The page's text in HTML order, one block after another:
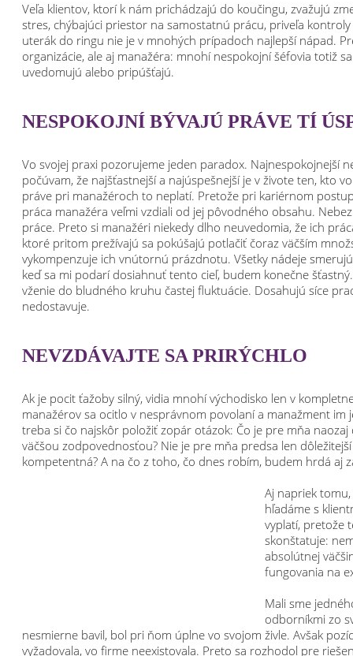
Veľa klientov, ktorí k nám prichádzajú do koučingu, zvažujú
stres, chýbajúci priestor na samostatnú prácu, priveľa
uterák do ringu nie je v mnohých prípadoch najlepší nápad.
organizácie, ale aj manažéra: mnohí nespokojní šéfovia totiž
uvedomujú alebo pripúšťajú.
NESPOKOJNÍ BÝVAJÚ PRÁVE TÍ
Vo svojej praxi pozorujeme jeden paradox. Najnespokojnejší
počúvam, že najšťastnejší a najúspešnejší je v živote ten, kto
práve pri manažéroch to neplatí. Pretože pri kariérnom
práca manažéra veľmi vzdiali od jej pôvodného obsahu.
práce. Preto si manažéri niekedy dlho neuvedomia, že ich
ktoré pritom prežívajú sa pokúšajú potlačiť čoraz väčším
vykompenzuje ich vnútornú prázdnotu. Všetky nádeje
keď sa mi podarí dosiahnuť tento cieľ, budem konečne
vženie do bludného kruhu častej fluktuácie. Dosahujú síce
nedostavuje.
NEVZDÁVAJTE SA PRIRÝCHLO
Ak je pocit ťažoby silný, vidia mnohí východisko len v
manažérov sa ocitlo v nesprávnom povolaní a manažment im
treba si čo najskôr položiť zopár otázok: Čo je pre mňa
väčšou zodpovednosťou? Nie je pre mňa predsa len
kompetentná? A na čo z toho, čo dnes robím, budem hrdá aj
Aj napriek
hľadáme s
vyplatí, pretože
skonštatuje:
absolútnej
fungovania na
Mali sme
odborníkmi zo
nesmierne bavil, bol pri ňom úplne vo svojom živle. Avšak
vyžadovala, vo firme neexistovala. Preto sa rozhodol pre